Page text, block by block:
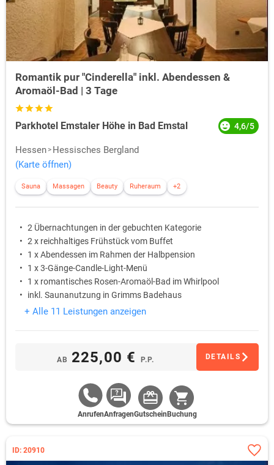
Romantik pur "Cinderella" inkl. Abendessen &
Aromaöl-Bad | 3 Tage
Parkhotel Emstaler Höhe in Bad Emstal 4,6/5
Hessen
Hessisches Bergland
(Karte öffnen)
Sauna Massagen Beauty Ruheraum +2
2 Übernachtungen in der gebuchten Kategorie
2 x reichhaltiges Frühstück vom Buffet
1 x Abendessen im Rahmen der Halbpension
1 x 3-Gänge-Candle-Light-Menü
1 x romantisches Rosen-Aromaöl-Bad im Whirlpool
inkl. Saunanutzung in Grimms Badehaus
+ Alle 11 Leistungen anzeigen
AB 225,00 € P.P. DETAILS
AnrufenAnfragenGutschein Buchung
ID: 20910